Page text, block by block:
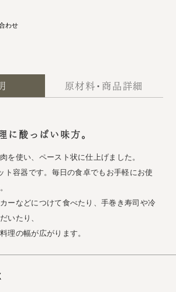
わせ
原材料・商品詳細
に酸っぱい味方。
を使い、ペースト状に仕上げました。
ト容器です。毎日の食卓でもお手軽にお使
ーなどにつけて食べたり、手巻き寿司や冷
いたり、
理の幅が広がります。